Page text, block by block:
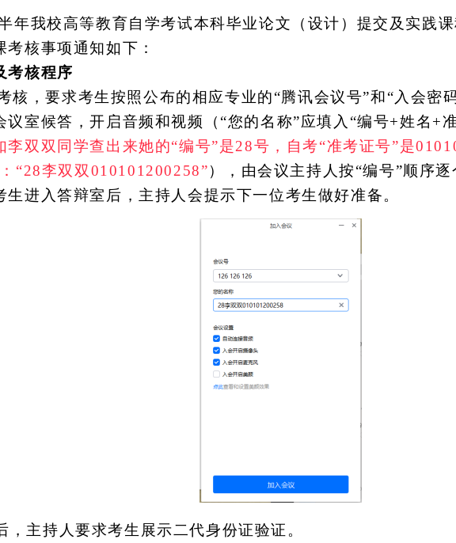
年我校高等教育自学考试本科毕业论文（设计）提交及实践
核事项通知如下：
考核程序
核，要求考生按照公布的相应专业的“腾讯会议号”和“入会密码
议室候答，开启音频和视频（ “您的名称”应填入“编号+姓名+
李双双同学查出来她的“编号”是28号，自考“准考证号”是
“28李双双010101200258”），由会议主持人按“编号”顺序
生进入答辩室后，主持人会提示下一位考生做好准备。
，主持人要求考生展示二代身份证验证。